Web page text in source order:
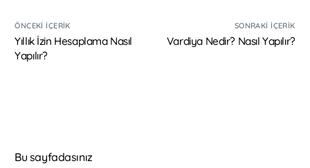
ÖNCEKI İÇERIK
Yıllık İzin Hesaplama Nasıl
Yapılır?
SONRAKI İÇERIK
Vardiya Nedir? Nasıl Yapılır?
Bu sayfadasınız